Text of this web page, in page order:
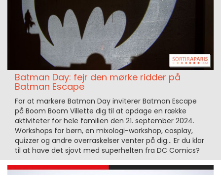
Batman Day: fejr den mørke ridder på
Batman Escape
For at markere Batman Day inviterer Batman Escape
på Boom Boom Villette dig til at opdage en række
aktiviteter for hele familien den 21. september 2024.
Workshops for børn, en mixologi-workshop, cosplay,
quizzer og andre overraskelser venter på dig... Er du klar
til at have det sjovt med superhelten fra DC Comics?